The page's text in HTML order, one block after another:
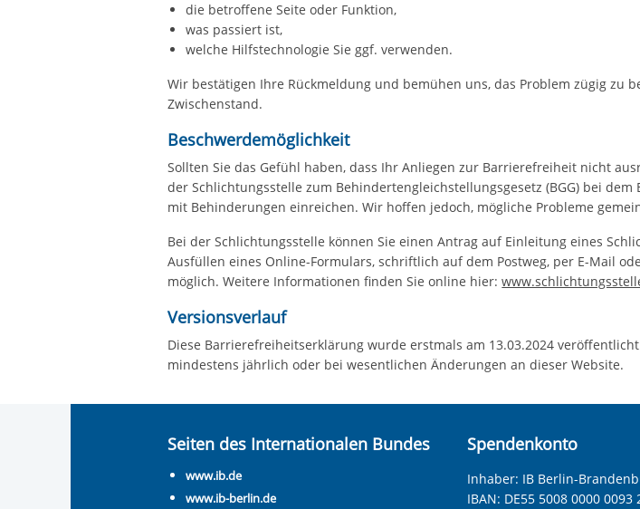
die betroffene Seite oder Funktion,
was passiert ist,
welche Hilfstechnologie Sie ggf. verwenden.
Wir bestätigen Ihre Rückmeldung und bemühen uns, das Problem zügig zu
Zwischenstand.
Beschwerdemöglichkeit
Sollten Sie das Gefühl haben, dass Ihr Anliegen zur Barrierefreiheit nicht
der Schlichtungsstelle zum Behindertengleichstellungsgesetz (BGG) bei
mit Behinderungen einreichen. Wir hoffen jedoch, mögliche Probleme
Bei der Schlichtungsstelle können Sie einen Antrag auf Einleitung eines
Ausfüllen eines Online-Formulars, schriftlich auf dem Postweg, per E-Mail
möglich. Weitere Informationen finden Sie online hier:
Versionsverlauf
Diese Barrierefreiheitserklärung wurde erstmals am 13.03.2024
mindestens jährlich oder bei wesentlichen Änderungen an dieser Website.
Seiten des Internationalen Bundes
www.ib.de
www.ib-berlin.de
Spendenkonto
Inhaber: IB Berlin-
IBAN: DE55 5008 0000 0093